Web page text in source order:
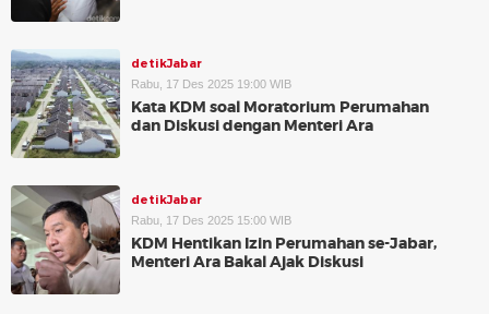
detikJabar
Rabu, 17 Des 2025 19:00 WIB
Kata KDM soal Moratorium Perumahan
dan Diskusi dengan Menteri Ara
detikJabar
Rabu, 17 Des 2025 15:00 WIB
KDM Hentikan Izin Perumahan se-Jabar,
Menteri Ara Bakal Ajak Diskusi